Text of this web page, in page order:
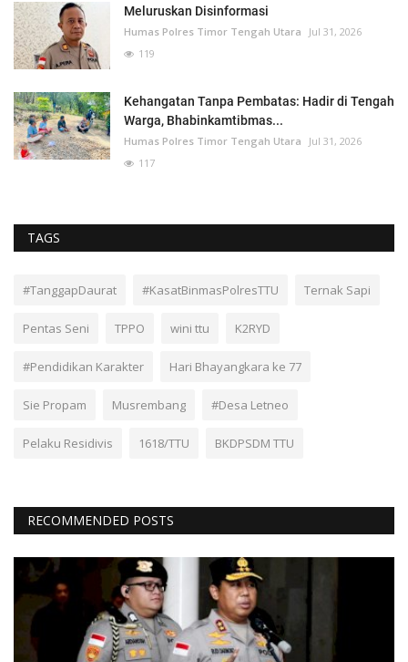
Meluruskan Disinformasi
Humas Polres Timor Tengah Utara
Jul 31, 2026
119
Kehangatan Tanpa Pembatas: Hadir di Tengah
Warga, Bhabinkamtibmas...
Humas Polres Timor Tengah Utara
Jul 31, 2026
117
TAGS
#TanggapDaurat #KasatBinmasPolresTTU Ternak Sapi
Pentas Seni TPPO wini ttu K2RYD
#Pendidikan Karakter Hari Bhayangkara ke 77
Sie Propam Musrembang #Desa Letneo
Pelaku Residivis 1618/TTU BKDPSDM TTU
RECOMMENDED POSTS